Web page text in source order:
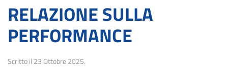
RELAZIONE SULLA
PERFORMANCE
Scritto il 23 Ottobre 2025.